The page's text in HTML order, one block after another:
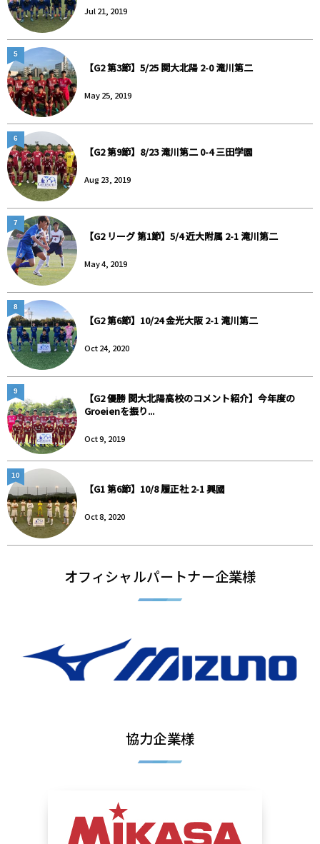
Jul 21, 2019
【G2 第3節】5/25 関大北陽 2-0 滝川第二
May 25, 2019
5
【G2 第9節】8/23 滝川第二 0-4 三田学園
Aug 23, 2019
6
【G2 リーグ 第1節】5/4 近大附属 2-1 滝川第二
May 4, 2019
7
【G2 第6節】10/24 金光大阪 2-1 滝川第二
Oct 24, 2020
8
【G2 優勝 関大北陽高校のコメント紹介】今年度の
Groeienを振り...
Oct 9, 2019
9
【G1 第6節】10/8 履正社 2-1 興國
Oct 8, 2020
10
オフィシャルパートナー企業様
協力企業様